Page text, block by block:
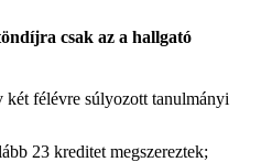
csak az a hallgató
két félévre súlyozott tanulmányi
23 kreditet megszereztek;